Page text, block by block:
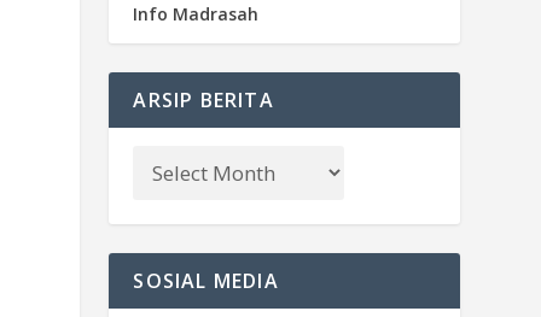
Info Madrasah
ARSIP BERITA
SOSIAL MEDIA